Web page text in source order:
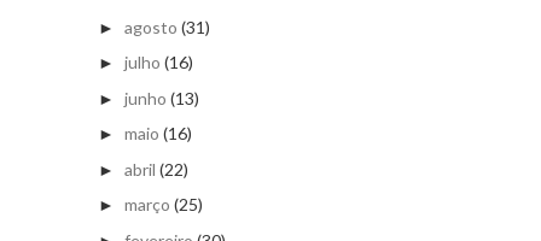
► agosto (31)
► julho (16)
► junho (13)
► maio (16)
► abril (22)
► março (25)